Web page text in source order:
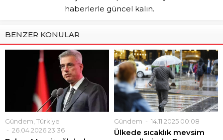
haberlerle güncel kalın.
BENZER KONULAR
Gündem, Türkiye
26.04.2026 23:36
Gündem 14.11.2025 00:08
Ülkede sıcaklık mevsim